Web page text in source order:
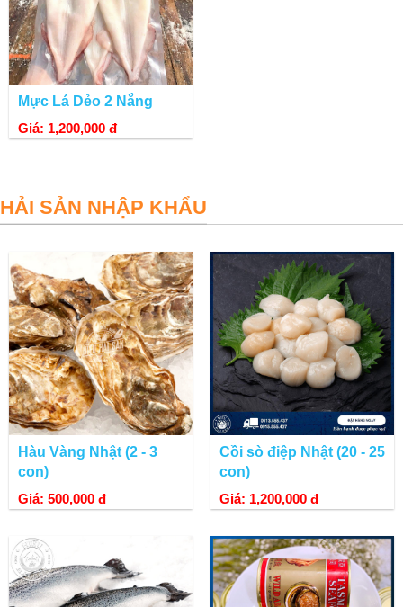
Mực Lá Dẻo 2 Nắng
Giá: 1,200,000 đ
HẢI SẢN NHẬP KHẨU
Hàu Vàng Nhật (2 - 3
con)
Giá: 500,000 đ
Cồi sò điệp Nhật (20 - 25
con)
Giá: 1,200,000 đ